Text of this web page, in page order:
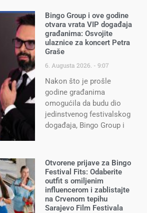
Bingo Group i ove godine
otvara vrata VIP događaja
građanima: Osvojite
ulaznice za koncert Petra
Graše
6. Augusta 2026. 9:07
Nakon što je prošle
godine građanima
omogućila da budu dio
jedinstvenog festivalskog
događaja, Bingo Group i
Otvorene prijave za Bingo
Festival Fits: Odaberite
outfit s omiljenim
influencerom i zablistajte
na Crvenom tepihu
Sarajevo Film Festivala